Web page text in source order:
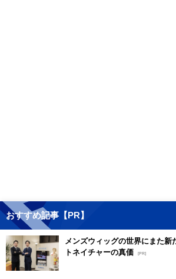
おすすめ記事【PR】
メンズウィッグの世界にまた新
トネイチャーの真価 [PR]